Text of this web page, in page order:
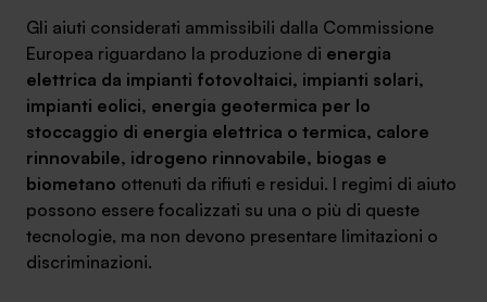
Gli aiuti considerati ammissibili dalla Commissione
Europea riguardano la produzione di energia
elettrica da impianti fotovoltaici, impianti solari,
impianti eolici, energia geotermica per lo
stoccaggio di energia elettrica o termica, calore
rinnovabile, idrogeno rinnovabile, biogas e
biometano ottenuti da rifiuti e residui. I regimi di aiuto
possono essere focalizzati su una o più di queste
tecnologie, ma non devono presentare limitazioni o
discriminazioni.